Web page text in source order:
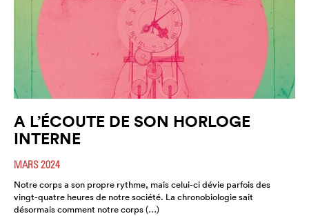
A L’ÉCOUTE DE SON HORLOGE
INTERNE
MARS 2024
Notre corps a son propre rythme, mais celui-ci dévie parfois des
vingt-quatre heures de notre société. La chronobiologie sait
désormais comment notre corps (…)